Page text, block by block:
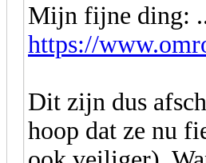
Mijn fijne ding:
https://
Dit zijn dus
hoop dat ze nu